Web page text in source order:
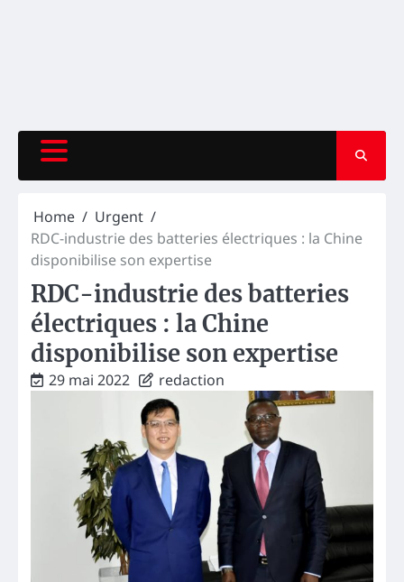
Home
Urgent
RDC-industrie des batteries électriques : la Chine
disponibilise son expertise
RDC-industrie des batteries
électriques : la Chine
disponibilise son expertise
29 mai 2022 redaction